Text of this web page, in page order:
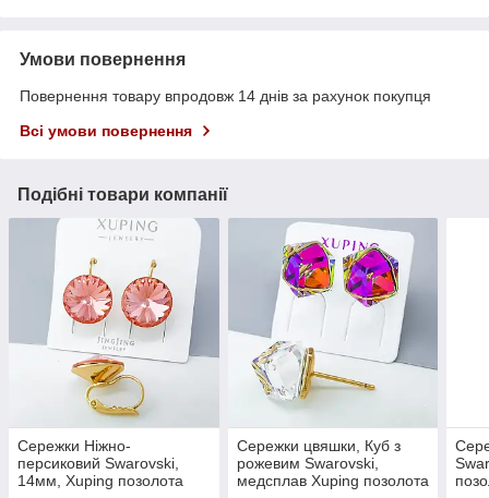
Умови повернення
Повернення товару впродовж 14 днів за рахунок покупця
Всі умови повернення
Подібні товари компанії
Сережки Ніжно-
персиковий Swarovski,
14мм, Xuping позолота
Сережки цвяшки, Куб з
рожевим Swarovski,
медсплав Xuping позолота